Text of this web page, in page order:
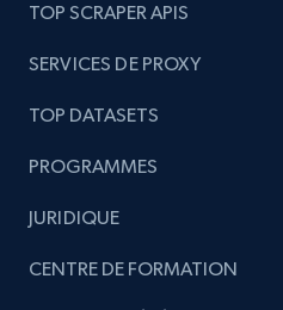
TOP SCRAPER APIS
SERVICES DE PROXY
TOP DATASETS
PROGRAMMES
JURIDIQUE
CENTRE DE FORMATION